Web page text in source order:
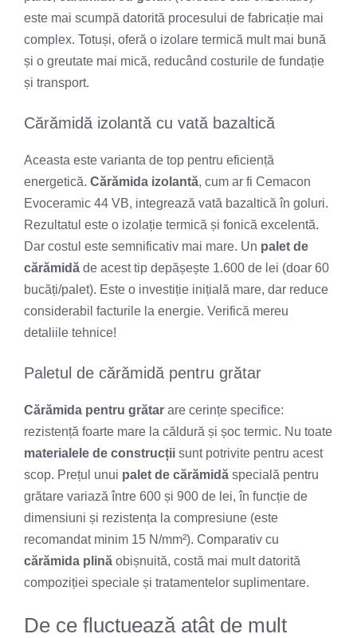
este mai scumpă datorită procesului de fabricație mai
complex. Totuși, oferă o izolare termică mult mai bună
și o greutate mai mică, reducând costurile de fundație
și transport.
Cărămidă izolantă cu vată bazaltică
Aceasta este varianta de top pentru eficiență
energetică. Cărămida izolantă, cum ar fi Cemacon
Evoceramic 44 VB, integrează vată bazaltică în goluri.
Rezultatul este o izolație termică și fonică excelentă.
Dar costul este semnificativ mai mare. Un palet de
cărămidă de acest tip depășește 1.600 de lei (doar 60
bucăți/palet). Este o investiție inițială mare, dar reduce
considerabil facturile la energie. Verifică mereu
detaliile tehnice!
Paletul de cărămidă pentru grătar
Cărămida pentru grătar are cerințe specifice:
rezistență foarte mare la căldură și șoc termic. Nu toate
materialele de construcții sunt potrivite pentru acest
scop. Prețul unui palet de cărămidă specială pentru
grătare variază între 600 și 900 de lei, în funcție de
dimensiuni și rezistența la compresiune (este
recomandat minim 15 N/mm²). Comparativ cu
cărămida plină obișnuită, costă mai mult datorită
compoziției speciale și tratamentelor suplimentare.
De ce fluctuează atât de mult